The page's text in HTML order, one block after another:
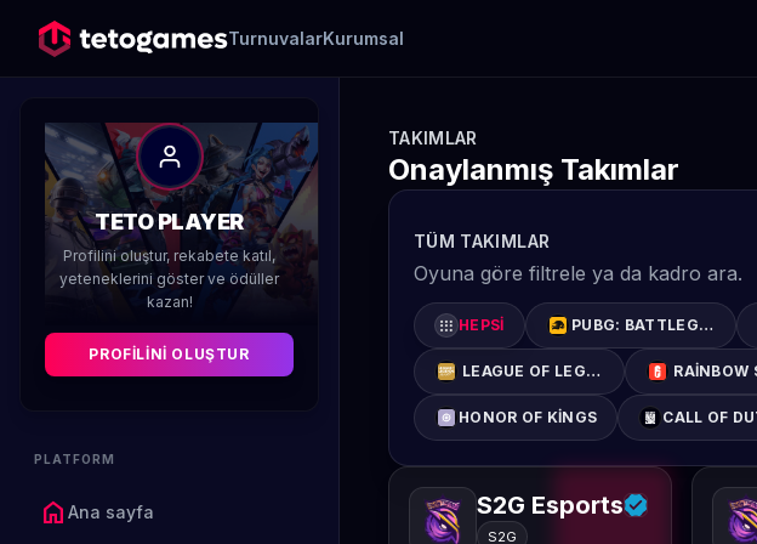
TurnuvalarKurumsal
TETO PLAYER
Profilini oluştur, rekabete katıl,
yeteneklerini göster ve ödüller
kazan!
PROFILINI OLUŞTUR
PLATFORM
home Ana sayfa
TAKIMLAR
Onaylanmış Takımlar
TÜM TAKIMLAR
Oyuna göre filtrele ya da kadro ara.
apps HEPSI PUBG:
LEAGUE OF LEGENDS: WILD RIFT
RAINBOW
HONOR OF KINGS CALL OF
S2G Esports
S2G